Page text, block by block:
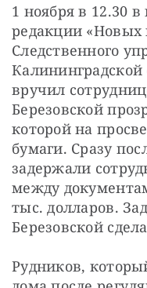
1 ноября в 12.30
редакции «Новых
Следственного
Калининградской
вручил
Березовской
которой на
бумаги. Сразу
задержали
между
тыс. долларов.
Березовской
Рудников,